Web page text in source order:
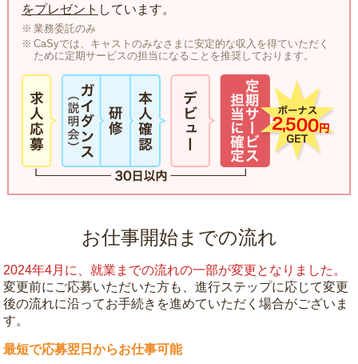
をプレゼント しています。
業務委託のみ
CaSyでは、キャストのみなさまに安定的な収入を得ていただく
ために定期サービスの担当になることを推奨しております。
お仕事開始までの流れ
2024年4月に、就業までの流れの一部が変更となりました。
変更前にご応募いただいた方も、進行ステップに応じて変更
後の流れに沿ってお手続きを進めていただく場合がございま
す。
最短で応募翌日からお仕事可能